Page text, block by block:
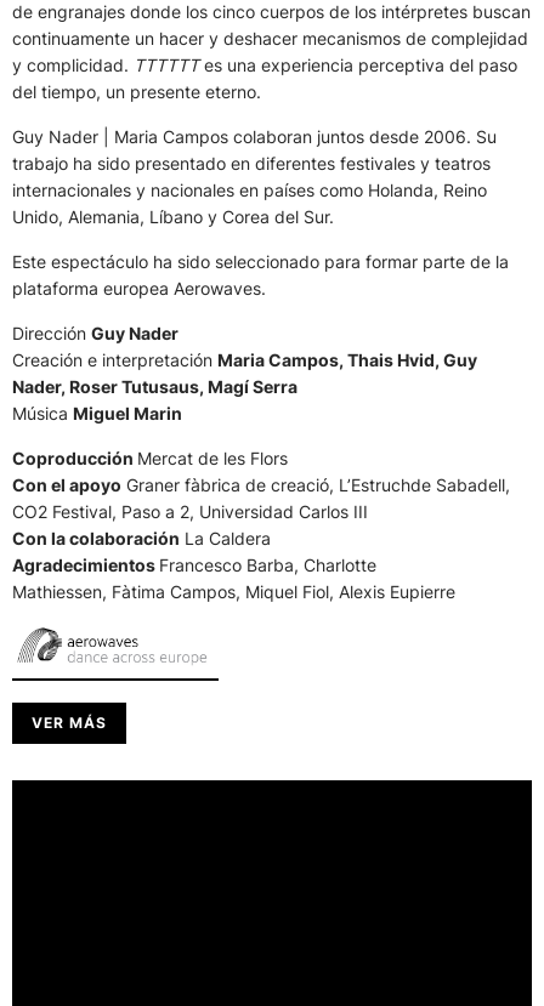
de engranajes donde los cinco cuerpos de los intérpretes buscan
continuamente un hacer y deshacer mecanismos de complejidad
y complicidad. TTTTTTes una experiencia perceptiva del paso
del tiempo, un presente eterno.
Guy Nader | Maria Campos colaboran juntos desde 2006. Su
trabajo ha sido presentado en diferentes festivales y teatros
internacionales y nacionales en países como Holanda, Reino
Unido, Alemania, Líbano y Corea del Sur.
Este espectáculo ha sido seleccionado para formar parte de la
plataforma europea Aerowaves.
Dirección Guy Nader
Creación e interpretación Maria Campos, Thais Hvid, Guy
Nader, Roser Tutusaus, Magí Serra
Música Miguel Marin
Coproducción Mercat de les Flors
Con el apoyo Graner fàbrica de creació, L’Estruchde Sabadell,
CO2 Festival, Paso a 2, Universidad Carlos III
Con la colaboración La Caldera
Agradecimientos Francesco Barba, Charlotte
Mathiessen, Fàtima Campos, Miquel Fiol, Alexis Eupierre
VER MÁS